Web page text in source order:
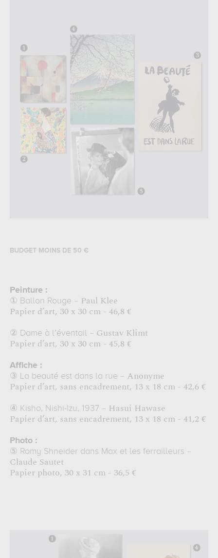
BUDGET MOINS DE 50 €
Peinture :
① Ballon Rouge – Paul Klee
Papier d’art, 30 x 30 cm - 46,8 €
② Dame à l’éventail – Gustav Klimt
Papier d’art, 30 x 30 cm - 45,8 €
Affiche :
③ La beauté est dans la rue – Anonyme
Papier d’art, sans encadrement, 13 x 18 cm - 42,6 €
④ Kisho, Nishi-Izu, 1937 – Hasui Hawase
Papier d’art, sans encadrement, 13 x 18 cm - 41,2 €
Photo :
⑤ Romy Shneider dans Max et les ferrailleurs –
Claude Sautet
Papier photo, 30 x 31 cm - 36,5 €